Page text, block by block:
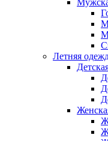
Летняя